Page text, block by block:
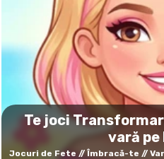
Te joci
vară
Jocuri de Fete Îmbracă-te